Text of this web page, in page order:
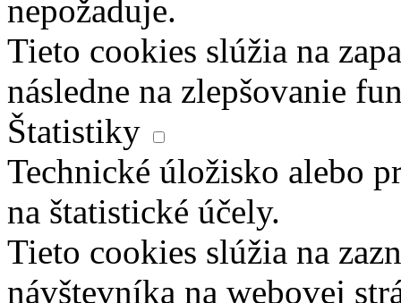
nepožaduje.
Tieto cookies slúžia na
následne na zlepšovanie
Štatistiky
Technické úložisko alebo
na štatistické účely.
Tieto cookies slúžia na
návštevníka na webovej